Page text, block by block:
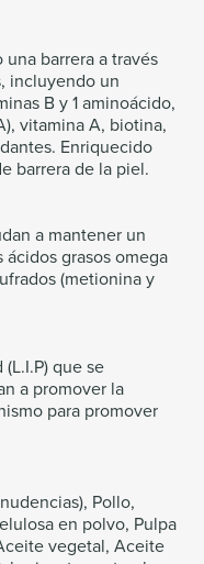
barrera a través
incluyendo un
B y 1 aminoácido,
vitamina A, biotina,
Enriquecido
barrera de la piel.
a mantener un
grasos omega
(metionina y
que se
a promover la
para promover
Pollo,
en polvo, Pulpa
vegetal, Aceite